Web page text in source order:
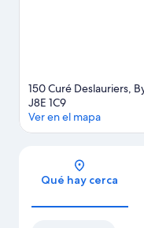
150 Curé Deslauriers,
J8E 1C9
Ver en el mapa
Qué hay cerca